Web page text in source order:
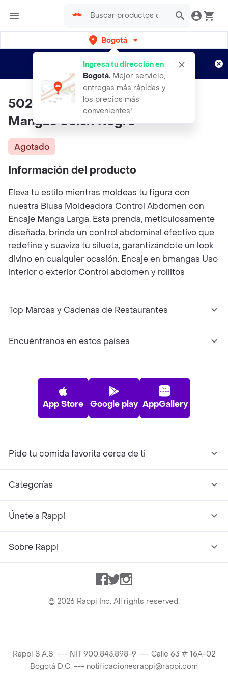
Bogotá
Ingresa tu dirección en
Bogotá. Mejor servicio,
entregas más rápidas y
los precios más
convenientes!
envíos gratis por semanas
Aplican TyC
5025- Blusa Moldeadora Con
Mangas Color: Negro
Agotado
Información del producto
Eleva tu estilo mientras moldeas tu figura con
nuestra Blusa Moldeadora Control Abdomen con
Encaje Manga Larga. Esta prenda, meticulosamente
diseñada, brinda un control abdominal efectivo que
redefine y suaviza tu silueta, garantizándote un look
divino en cualquier ocasión. Encaje en bmangas Uso
interior o exterior Control abdomen y rollitos
Top Marcas y Cadenas de Restaurantes
Encuéntranos en estos países
App Store Google play AppGallery
Pide tu comida favorita cerca de ti
Categorías
Únete a Rappi
Sobre Rappi
Facebook
TwitterInstagram
© 2026 Rappi Inc. All rights reserved.
Rappi S.A.S. --- NIT 900.843.898-9 --- Calle 63 # 16A-02
Bogotá D.C. --- notificacionesrappi@rappi.com